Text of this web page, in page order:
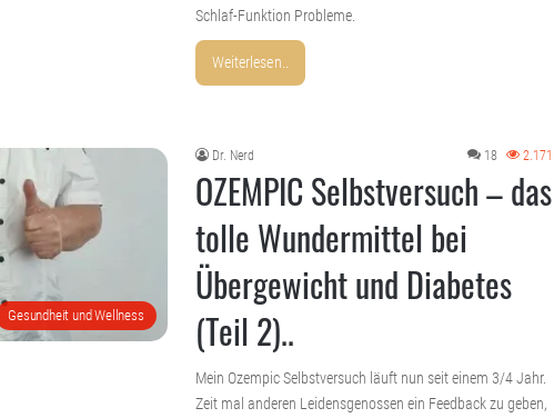
Schlaf-Funktion Probleme.
Weiterlesen..
Gesundheit und Wellness
Dr. Nerd 18 2.171
OZEMPIC Selbstversuch – das
tolle Wundermittel bei
Übergewicht und Diabetes
(Teil 2)..
Mein Ozempic Selbstversuch läuft nun seit einem 3/4 Jahr.
Zeit mal anderen Leidensgenossen ein Feedback zu geben,